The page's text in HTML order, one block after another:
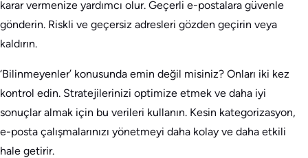
karar vermenize yardımcı olur. Geçerli e-postalara güvenle
gönderin. Riskli ve geçersiz adresleri gözden geçirin veya
kaldırın.
‘Bilinmeyenler’ konusunda emin değil misiniz? Onları iki kez
kontrol edin. Stratejilerinizi optimize etmek ve daha iyi
sonuçlar almak için bu verileri kullanın. Kesin kategorizasyon,
e-posta çalışmalarınızı yönetmeyi daha kolay ve daha etkili
hale getirir.